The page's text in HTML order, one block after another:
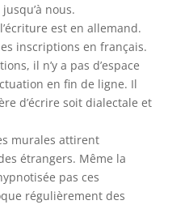
nous.
est en allemand.
inscriptions en français.
il n’y a pas d’espace
en fin de ligne. Il
d’écrire soit dialectale et
murales attirent
étrangers. Même la
pas ces
régulièrement des